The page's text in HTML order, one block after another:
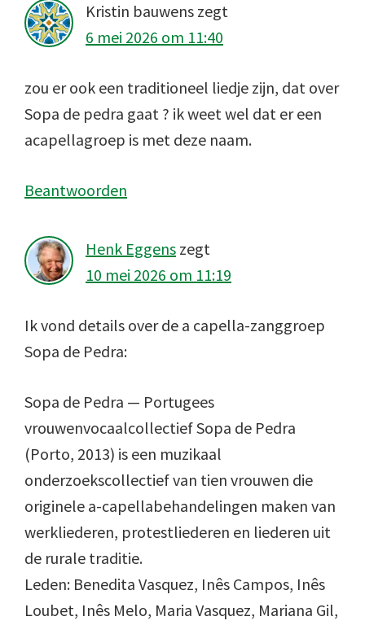
Kristin bauwens zegt
6 mei 2026 om 11:40
zou er ook een traditioneel liedje zijn, dat over
Sopa de pedra gaat ? ik weet wel dat er een
acapellagroep is met deze naam.
Beantwoorden
Henk Eggens zegt
10 mei 2026 om 11:19
Ik vond details over de a capella-zanggroep
Sopa de Pedra:
Sopa de Pedra — Portugees
vrouwenvocaalcollectief Sopa de Pedra
(Porto, 2013) is een muzikaal
onderzoekscollectief van tien vrouwen die
originele a-capellabehandelingen maken van
werkliederen, protestliederen en liederen uit
de rurale traditie.
Leden: Benedita Vasquez, Inês Campos, Inês
Loubet, Inês Melo, Maria Vasquez, Mariana Gil,